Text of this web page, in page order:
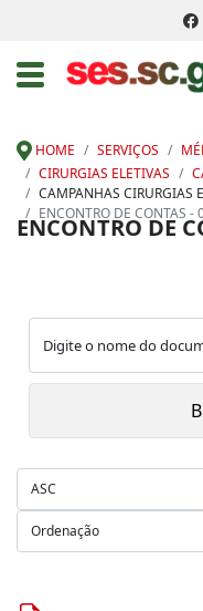
HOME SERVIÇOS
CIRURGIAS ELETIVAS
CAMPANHAS CIRURGIAS
ENCONTRO DE CONTAS -
ENCONTRO DE